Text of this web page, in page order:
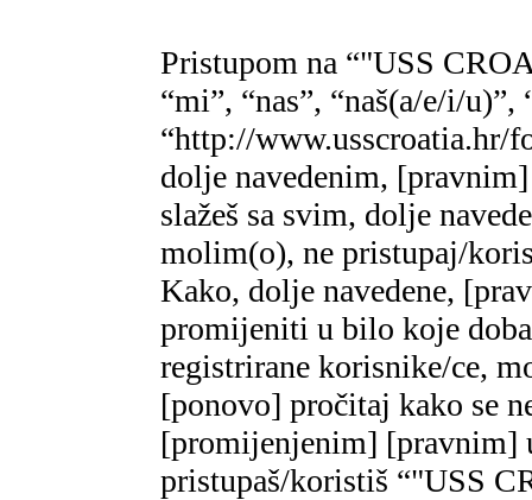
Pristupom na “"USS
“mi”, “nas”, “naš(a/e/i/
“http://www.usscroatia.hr/
dolje navedenim,
slažeš sa svim, dolje
molim(o), ne pristupaj/
Kako, dolje navedene,
promijeniti u bilo koje
registrirane korisnike/ce,
[ponovo] pročitaj kako se
[promijenjenim] [pravnim]
pristupaš/koristiš “"USS